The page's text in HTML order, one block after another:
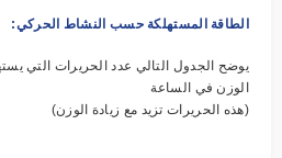
الطاقة المستهلكة حسب النشاط الحركي:
يوضح الجدول التالي عدد الحريرات التي
الوزن في الساعة
(هذه الحريرات تزيد مع زيادة الوزن)